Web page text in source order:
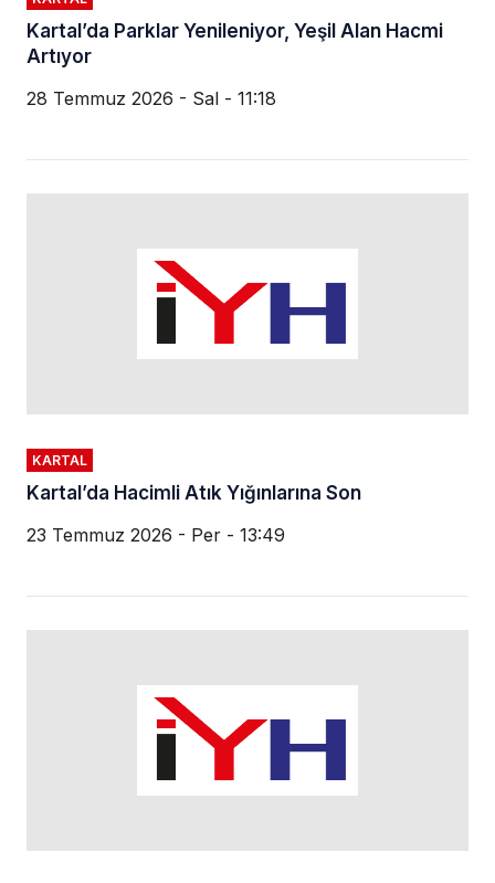
Kartal’da Parklar Yenileniyor, Yeşil Alan Hacmi
Artıyor
28 Temmuz 2026 - Sal - 11:18
KARTAL
Kartal’da Hacimli Atık Yığınlarına Son
23 Temmuz 2026 - Per - 13:49